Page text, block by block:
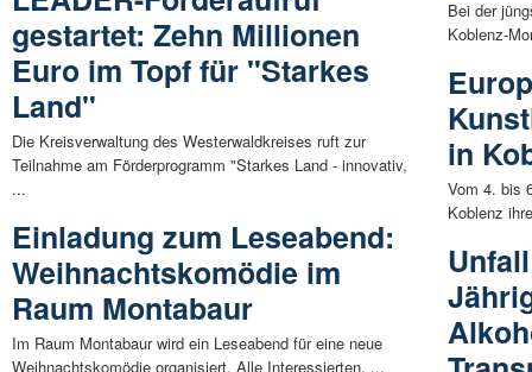
gestartet: Zehn Millionen
Euro im Topf für "Starkes
Land"
Die Kreisverwaltung des Westerwaldkreises ruft zur
Teilnahme am Förderprogramm "Starkes Land - innovativ,
...
Einladung zum Leseabend:
Weihnachtskomödie im
Raum Montabaur
Im Raum Montabaur wird ein Leseabend für eine neue
Weihnachtskomödie organisiert. Alle Interessierten, ...
Bei der
Koblenz-
in
Vom 4. bis
Koblenz